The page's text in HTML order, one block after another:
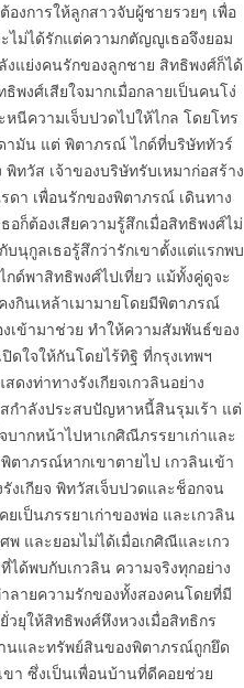
งการให้ลูกสาวจับผู้ชายรวยๆ เพื่อ
ไม่ได้รักแต่ความกตัญญูเธอจึงยอม
แย่งคนรักของลูกชาย สิทธิพงศ์ก็ได้
พงศ์เสียใจมากเมื่อกลายเป็นคนโง่
นีความเจ็บปวดไปให้ไกล โดยโทร
ามัน แต่ พิตาภรณ์ ไกด์ที่บริษัททัวร์
วัส เจ้าของบริษัทรับเหมาก่อสร้าง
า เพื่อนรักของพิตาภรณ์ เดินทาง
ก็ต้องเสียความรู้สึกเมื่อสิทธิพงศ์ไม่
นุกูลเธอรู้สึกว่ารักเขาตั้งแต่แรกพบ
ด์พาสิทธิพงศ์ไปเที่ยว แม้ทั้งคู่ดูจะ
งกินเหล้าเมามายโดยมีพิตาภรณ์
เข้ามาช่วย ทำให้ความสัมพันธ์ของ
ดใจให้กันโดยไร้ทิฐิ ที่กรุงเทพฯ
งท่าทางรังเกียจเกวลินอย่าง
กำลังประสบปัญหาหนี้สินรุมเร้า แต่
ากหน้าไปหาเกศิณีภรรยาเก่าและ
าภรณ์หากเขาตายไป เกวลินเข้า
งเกียจ พิทวัสเจ็บปวดและช็อกจน
เป็นภรรยาเก่าของพ่อ และเกวลิน
และยอมไม่ได้เมื่อเกศิณีและเกว
ด้พบกับเกวลิน ความจริงทุกอย่าง
ลายความรักของทั้งสองคนโดยที่มี
วยุให้สิทธิพงศ์หึงหวงเมื่อสิทธิกร
และทรัพย์สินของพิตาภรณ์ถูกยึด
ขา ซึ่งเป็นเพื่อนบ้านที่ดีคอยช่วย